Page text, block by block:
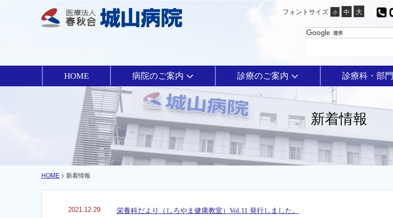
フォントサイズ
HOME 病院のご案内 診療のご案内 診療科・部門
新着情報
HOME > 新着情報
2021.12.29 栄養科だより（しろやま健康教室）Vol.11 発行しました。